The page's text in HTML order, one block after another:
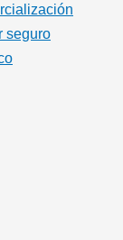
seguro